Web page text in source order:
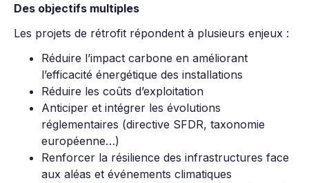
Des objectifs multiples
Les projets de rétrofit répondent à plusieurs enjeux :
Réduire l’impact carbone en améliorant
l’efficacité énergétique des installations
Réduire les coûts d’exploitation
Anticiper et intégrer les évolutions
réglementaires (directive SFDR, taxonomie
européenne…)
Renforcer la résilience des infrastructures face
aux aléas et événements climatiques